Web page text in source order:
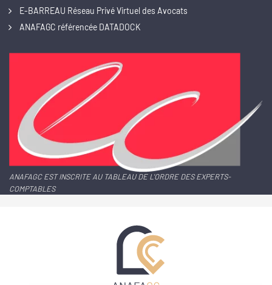
E-BARREAU Réseau Privé Virtuel des Avocats
ANAFAGC référencée DATADOCK
ANAFAGC EST INSCRITE AU TABLEAU DE L'ORDRE DES EXPERTS-
COMPTABLES